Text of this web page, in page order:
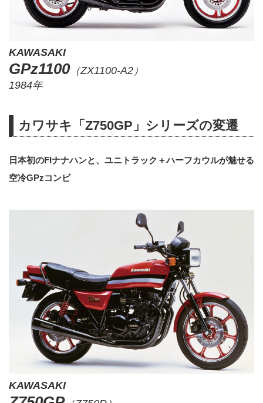
KAWASAKI
GPz1100（ZX1100-A2）
1984年
カワサキ「Z750GP」シリーズの変遷
日本初のFIナナハンと、ユニトラック＋ハーフカウルが魅せる
空冷GPzコンビ
KAWASAKI